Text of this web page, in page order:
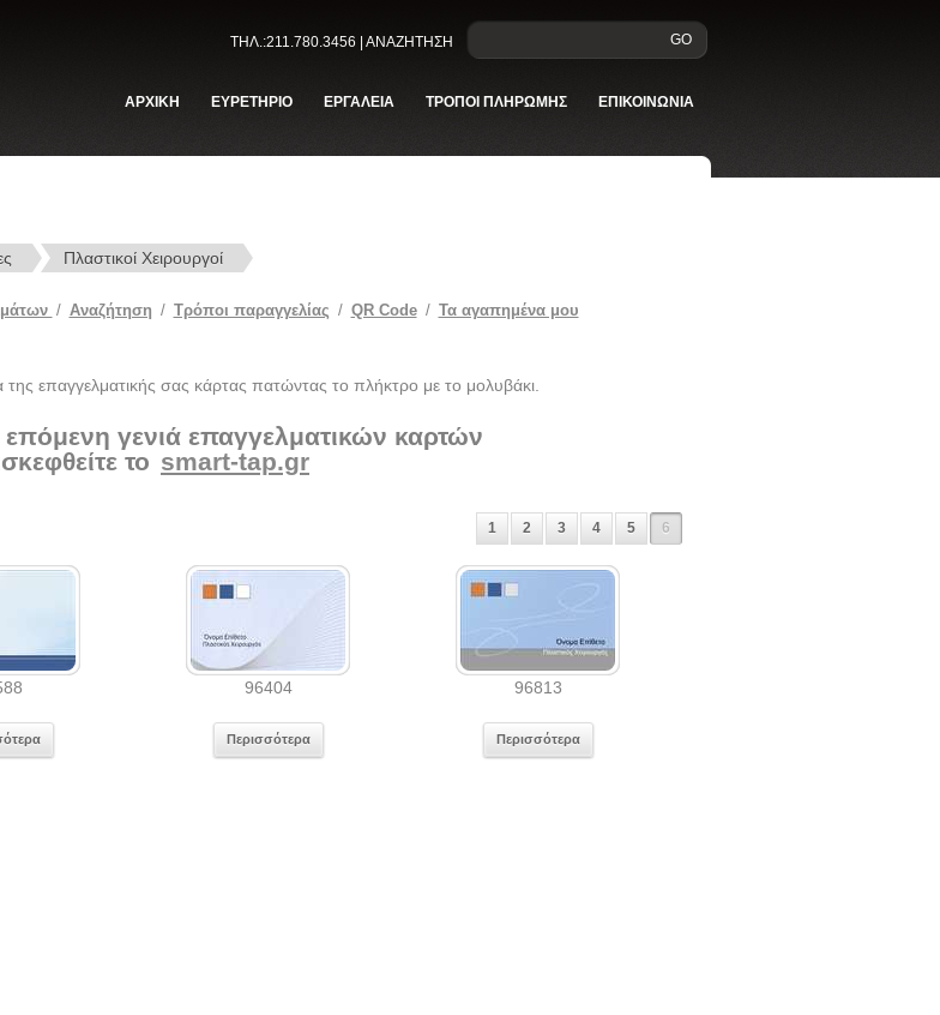
GO
ΤΗΛ.:211.780.3456 | ΑΝΑΖΗΤΗΣΗ
ΑΡΧΙΚΗ ΕΥΡΕΤΗΡΙΟ ΕΡΓΑΛΕΙΑ ΤΡΟΠΟΙ ΠΛΗΡΩΜΗΣ ΕΠΙΚΟΙΝΩΝΙΑ
Πλαστικοί Χειρουργοί
/ Αναζήτηση / Tρόποι παραγγελίας / QR Code / Τα αγαπημένα μου
της επαγγελματικής σας κάρτας πατώντας το πλήκτρο με το μολυβάκι.
επόμενη γενιά επαγγελματικών καρτών
το smart-tap.gr
1 2 3 4 5 6
96404
Περισσότερα
96813
Περισσότερα